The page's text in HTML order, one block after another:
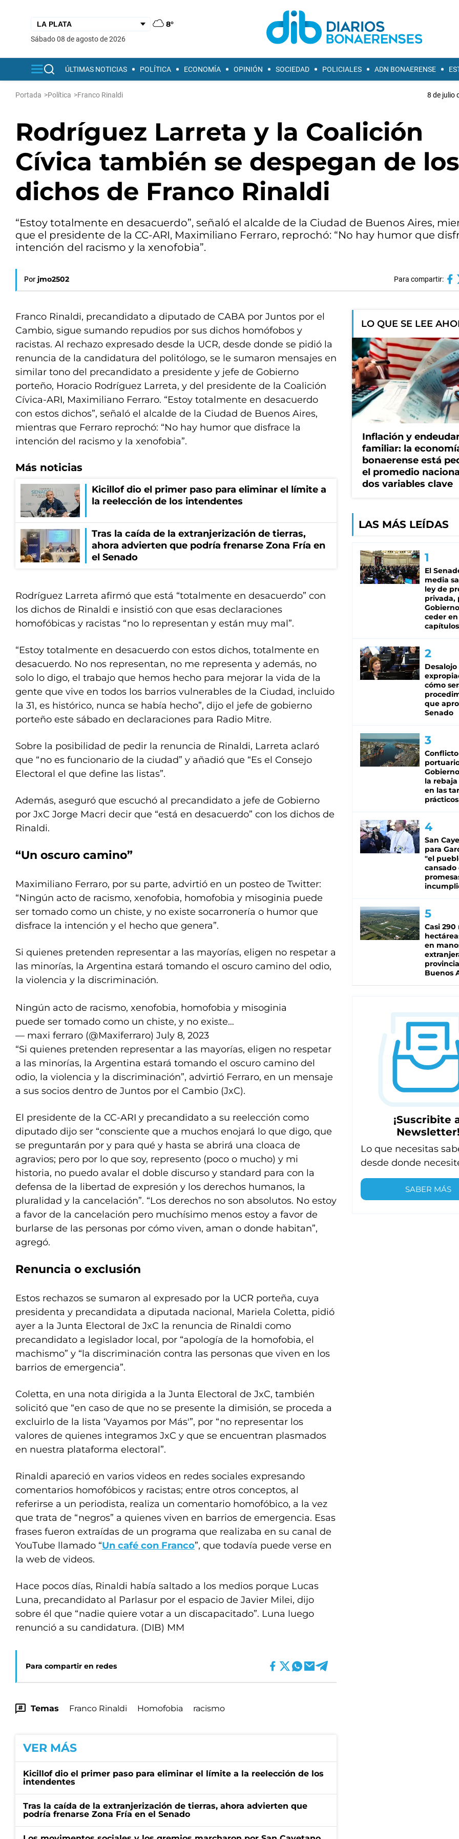
8°
sábado 08 de agosto de 2026
ÚLTIMAS NOTICIAS POLÍTICA ECONOMÍA OPINIÓN SOCIEDAD POLICIALES ADN BONAERENSE
Portada >Política >Franco Rinaldi 8 de julio
Rodríguez Larreta y la Coalición
Cívica también se despegan de los
dichos de Franco Rinaldi
“Estoy totalmente en desacuerdo”, señaló el alcalde de la Ciudad de Buenos Aires,
que el presidente de la CC-ARI, Maximiliano Ferraro, reprochó: “No hay humor que
intención del racismo y la xenofobia”.
Por jmo2502 Para compartir:
Franco Rinaldi, precandidato a diputado de CABA por Juntos por el
Cambio, sigue sumando repudios por sus dichos homófobos y
racistas. Al rechazo expresado desde la UCR, desde donde se pidió la
renuncia de la candidatura del politólogo, se le sumaron mensajes en
similar tono del precandidato a presidente y jefe de Gobierno
porteño, Horacio Rodríguez Larreta, y del presidente de la Coalición
Cívica-ARI, Maximiliano Ferraro. “Estoy totalmente en desacuerdo
con estos dichos”, señaló el alcalde de la Ciudad de Buenos Aires,
mientras que Ferraro reprochó: “No hay humor que disfrace la
intención del racismo y la xenofobia”.
Más noticias
Kicillof dio el primer paso para eliminar el límite a
la reelección de los intendentes
Tras la caída de la extranjerización de tierras,
ahora advierten que podría frenarse Zona Fría en
el Senado
Rodríguez Larreta afirmó que está “totalmente en desacuerdo” con
los dichos de Rinaldi e insistió con que esas declaraciones
homofóbicas y racistas “no lo representan y están muy mal”.
“Estoy totalmente en desacuerdo con estos dichos, totalmente en
desacuerdo. No nos representan, no me representa y además, no
solo lo digo, el trabajo que hemos hecho para mejorar la vida de la
gente que vive en todos los barrios vulnerables de la Ciudad, incluido
la 31, es histórico, nunca se había hecho”, dijo el jefe de gobierno
porteño este sábado en declaraciones para Radio Mitre.
Sobre la posibilidad de pedir la renuncia de Rinaldi, Larreta aclaró
que “no es funcionario de la ciudad” y añadió que “Es el Consejo
Electoral el que define las listas”.
Además, aseguró que escuchó al precandidato a jefe de Gobierno
por JxC Jorge Macri decir que “está en desacuerdo” con los dichos de
Rinaldi.
“Un oscuro camino”
Maximiliano Ferraro, por su parte, advirtió en un posteo de Twitter:
“Ningún acto de racismo, xenofobia, homofobia y misoginia puede
ser tomado como un chiste, y no existe socarronería o humor que
disfrace la intención y el hecho que genera”.
Si quienes pretenden representar a las mayorías, eligen no respetar a
las minorías, la Argentina estará tomando el oscuro camino del odio,
la violencia y la discriminación.
Ningún acto de racismo, xenofobia, homofobia y misoginia
puede ser tomado como un chiste, y no existe…
— maxi ferraro (@Maxiferraro) July 8, 2023
“Si quienes pretenden representar a las mayorías, eligen no respetar
a las minorías, la Argentina estará tomando el oscuro camino del
odio, la violencia y la discriminación”, advirtió Ferraro, en un mensaje
a sus socios dentro de Juntos por el Cambio (JxC).
El presidente de la CC-ARI y precandidato a su reelección como
diputado dijo ser “consciente que a muchos enojará lo que digo, que
se preguntarán por y para qué y hasta se abrirá una cloaca de
agravios; pero por lo que soy, represento (poco o mucho) y mi
historia, no puedo avalar el doble discurso y standard para con la
defensa de la libertad de expresión y los derechos humanos, la
pluralidad y la cancelación”. “Los derechos no son absolutos. No estoy
a favor de la cancelación pero muchísimo menos estoy a favor de
burlarse de las personas por cómo viven, aman o donde habitan”,
agregó.
Renuncia o exclusión
Estos rechazos se sumaron al expresado por la UCR porteña, cuya
presidenta y precandidata a diputada nacional, Mariela Coletta, pidió
ayer a la Junta Electoral de JxC la renuncia de Rinaldi como
precandidato a legislador local, por “apología de la homofobia, el
machismo” y “la discriminación contra las personas que viven en los
barrios de emergencia”.
Coletta, en una nota dirigida a la Junta Electoral de JxC, también
solicitó que “en caso de que no se presente la dimisión, se proceda a
excluirlo de la lista ‘Vayamos por Más'”, por “no representar los
valores de quienes integramos JxC y que se encuentran plasmados
en nuestra plataforma electoral”.
Rinaldi apareció en varios videos en redes sociales expresando
comentarios homofóbicos y racistas; entre otros conceptos, al
referirse a un periodista, realiza un comentario homofóbico, a la vez
que trata de “negros” a quienes viven en barrios de emergencia. Esas
frases fueron extraídas de un programa que realizaba en su canal de
YouTube llamado “Un café con Franco”, que todavía puede verse en
la web de videos.
Hace pocos días, Rinaldi había saltado a los medios porque Lucas
Luna, precandidato al Parlasur por el espacio de Javier Milei, dijo
sobre él que “nadie quiere votar a un discapacitado”. Luna luego
renunció a su candidatura. (DIB) MM
Para compartir en redes
Temas Franco Rinaldi Homofobia racismo
VER MÁS
Kicillof dio el primer paso para eliminar el límite a la reelección de los
intendentes
Tras la caída de la extranjerización de tierras, ahora advierten que
podría frenarse Zona Fría en el Senado
LO QUE SE LEE
Inflación y
familiar: la
bonaerense está
el promedio
dos variables clave
LAS MÁS LEÍDAS
El
media
ley de
privada,
ceder
capítulos
cómo
que
Senado
Conflicto
la rebaja
en las
prácticos
San
para
"el
cansado
Casi 290
en
Buenos
¡Suscribite
Lo que necesitas
desde donde
SABER MÁS